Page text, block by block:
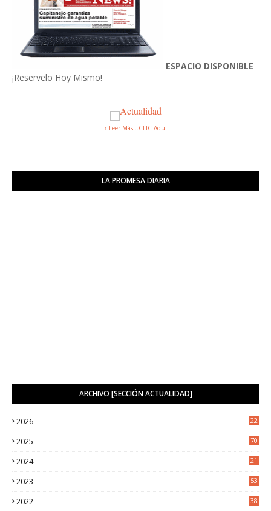
ESPACIO DISPONIBLE
¡Reservelo Hoy Mismo!
↑ Leer Más...CLIC Aquí
LA PROMESA DIARIA
ARCHIVO [SECCIÓN ACTUALIDAD]
2026
22
2025
70
2024
21
2023
53
2022
38